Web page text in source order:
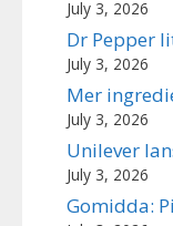
July 3, 2026
Dr Pepper
July 3, 2026
Mer
July 3, 2026
Unilever
July 3, 2026
Gomidda: